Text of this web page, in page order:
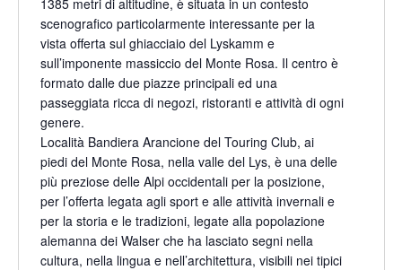
1385 metri di altitudine, è situata in un contesto
scenografico particolarmente interessante per la
vista offerta sul ghiacciaio del Lyskamm e
sull’imponente massiccio del Monte Rosa. Il centro è
formato dalle due piazze principali ed una
passeggiata ricca di negozi, ristoranti e attività di ogni
genere.
Località Bandiera Arancione del Touring Club, ai
piedi del Monte Rosa, nella valle del Lys, è una delle
più preziose delle Alpi occidentali per la posizione,
per l’offerta legata agli sport e alle attività invernali e
per la storia e le tradizioni, legate alla popolazione
alemanna dei Walser che ha lasciato segni nella
cultura, nella lingua e nell’architettura, visibili nei tipici